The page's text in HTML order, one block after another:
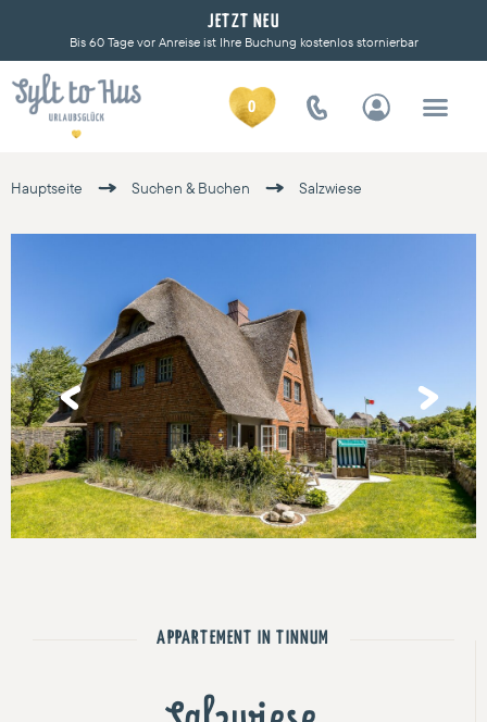
JETZT NEU
Bis 60 Tage vor Anreise ist Ihre Buchung kostenlos stornierbar
0
Hauptseite Suchen & Buchen Salzwiese
Previous Next
APPARTEMENT IN TINNUM